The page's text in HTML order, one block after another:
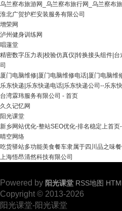
乌兰察布旅游网_乌兰察布旅行网_乌兰察布
淮北广贺护栏安装服务有限公司
增荣网
泸州健身训练网
唱蓮堂
精密数字压力表|校验仿真仪|转换接头组件|
司
厦门电脑维修|厦门电脑维修电话|厦门电脑维
乐东快递|乐东快递电话|乐东快递公司--乐东
台湾霖玮服务有限公司 - 首页
久久记忆网
阳光课堂
新乡网站优化-整站SEO优化-排名稳定上首
晴空网络
吃货驿站多功能美食餐车隶属于四川品之味
上海悟昂清然科技有限公司
Powered by 阳光课堂 RSS地图
Copyright © 2013-2026
阳光课堂-阳光课堂